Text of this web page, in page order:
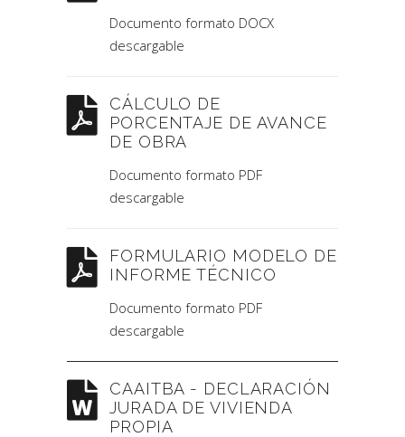
Documento formato DOCX
descargable
CÁLCULO DE
PORCENTAJE DE AVANCE
DE OBRA
Documento formato PDF
descargable
FORMULARIO MODELO DE
INFORME TÉCNICO
Documento formato PDF
descargable
CAAITBA - DECLARACIÓN
JURADA DE VIVIENDA
PROPIA